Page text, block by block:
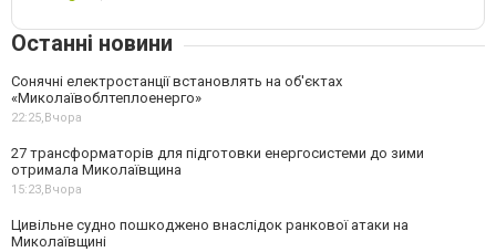
Останні новини
Сонячні електростанції встановлять на об'єктах
«Миколаївоблтеплоенерго»
22:25, Вчора
27 трансформаторів для підготовки енергосистеми до зими
отримала Миколаївщина
15:23, Вчора
Цивільне судно пошкоджено внаслідок ранкової атаки на
Миколаївщині